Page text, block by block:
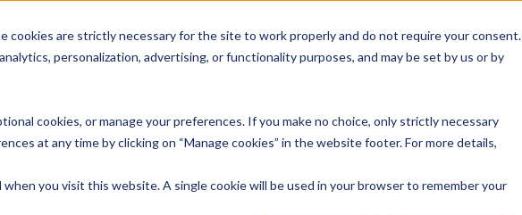
cookies are strictly necessary for the site to work properly and do not require your consent.
personalization, advertising, or functionality purposes, and may be set by us or by
cookies, or manage your preferences. If you make no choice, only strictly necessary
at any time by clicking on “Manage cookies” in the website footer. For more details,
you visit this website. A single cookie will be used in your browser to remember your
for
&
children
children
for
children
for
Us
Europe: Le règlement sur l'écoconception pour des produits durables a été approuvé